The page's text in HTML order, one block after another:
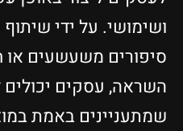
ושימושי. על ידי
סיפורים משעשעים או
השראה, עסקים
שמתעניינים באמת